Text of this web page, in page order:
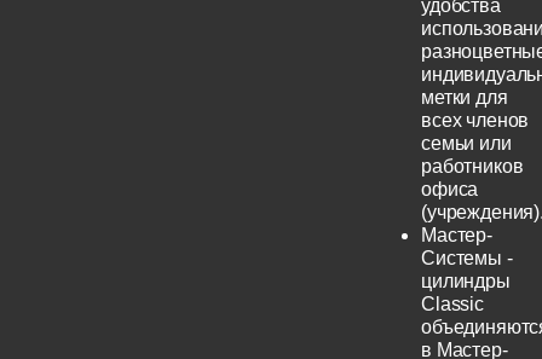
удобства
метки для
всех членов
семьи или
работников
офиса
Мастер-
Системы -
цилиндры
Classic
в Мастер-